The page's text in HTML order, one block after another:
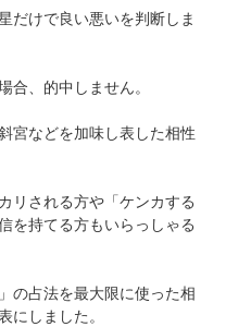
だけで良い悪いを判断しま
合、的中しません。
宮などを加味し表した相性
リされる方や「ケンカする
を持てる方もいらっしゃる
の占法を最大限に使った相
にしました。